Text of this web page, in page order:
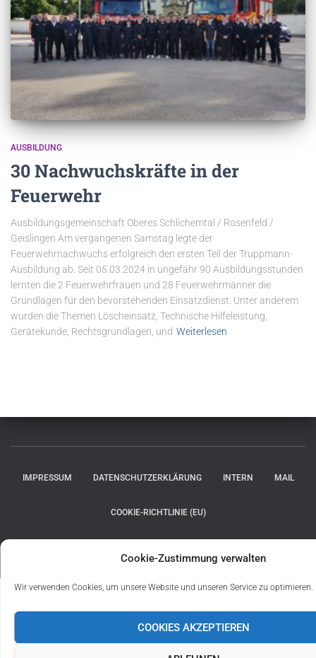
Cookie-Zustimmung verwalten
Wir verwenden Cookies, um unsere Website und unseren Service zu optimieren.
COOKIES AKZEPTIEREN
AUSBILDUNG
30 Nachwuchskräfte in der
Feuerwehr
Ausbildungsgemeinschaft Oberes Schlichemtal / Rosenfeld /
Geislingen Am vergangenen Samstag legte der
Feuerwehrnachwuchs erfolgreich den ersten Teil der Truppmann-
Ausbildung ab. Seit 05.03.2024 in ungefähr 90 Ausbildungsstunden
lernten die 2 Feuerwehrfrauen und 28 Feuerwehrmänner die
Grundlagen für den bevorstehenden Einsatzdienst. Unter anderem
wurden die Themen Löscheinsatz, Technische Hilfeleistung,
Gerätekunde, Rechtsgrundlagen, und Weiterlesen
IMPRESSUM DATENSCHUTZERKLÄRUNG INTERN MAIL
COOKIE-RICHTLINIE (EU)